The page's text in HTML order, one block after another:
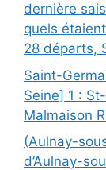
dernière
quels
28 départs,
Saint-
Seine] 1 :
Malmaison
(Aulnay-
d’Aulnay-